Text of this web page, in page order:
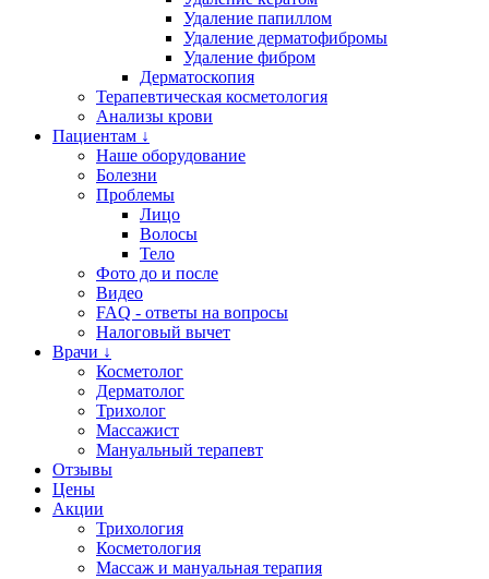
Удаление папиллом
Удаление дерматофибромы
Удаление фибром
Дерматоскопия
Терапевтическая косметология
Анализы крови
Пациентам ↓
Наше оборудование
Болезни
Проблемы
Лицо
Волосы
Тело
Фото до и после
Видео
FAQ - ответы на вопросы
Налоговый вычет
Врачи ↓
Косметолог
Дерматолог
Трихолог
Массажист
Мануальный терапевт
Отзывы
Цены
Акции
Трихология
Косметология
Массаж и мануальная терапия